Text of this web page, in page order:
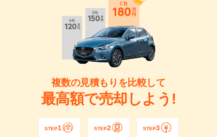
複数の見積もりを比較して
最高額で売却しよう!
STEP1 STEP2 STEP3